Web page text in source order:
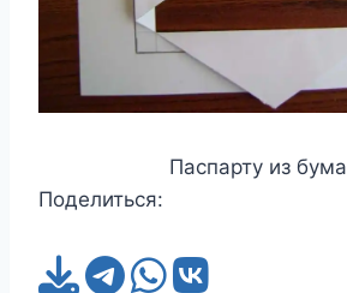
Паспарту из
Поделиться: